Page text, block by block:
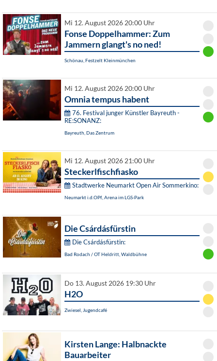
Mi 12. August 2026 20:00 Uhr
Fonse Doppelhammer: Zum
Jammern glangt's no ned!
Schönau, Festzelt Kleinmünchen
Mi 12. August 2026 20:00 Uhr
Omnia tempus habent
76. Festival junger Künstler Bayreuth -
RE:SONANZ:
Bayreuth, Das Zentrum
Mi 12. August 2026 21:00 Uhr
Steckerlfischfiasko
Stadtwerke Neumarkt Open Air Sommerkino:
Neumarkt i.d.OPf., Arena im LGS-Park
Die Csárdásfürstin
Die Csárdásfürstin:
Bad Rodach / OT Heldritt, Waldbühne
Do 13. August 2026 19:30 Uhr
H2O
Zwiesel, Jugendcafé
Kirsten Lange: Halbnackte
Bauarbeiter